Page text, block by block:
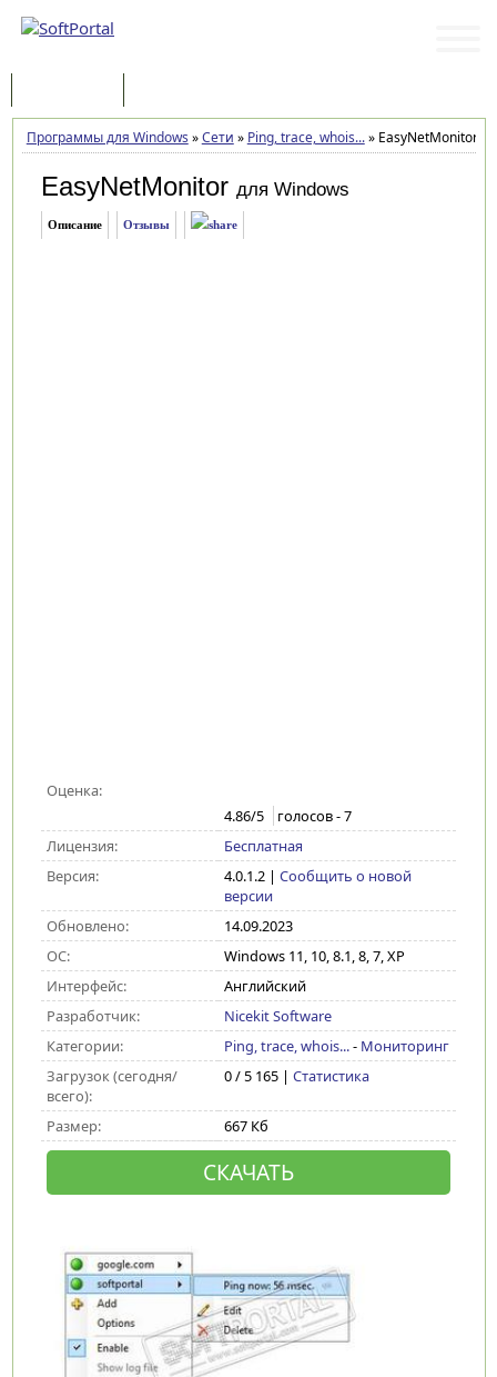
Программы для Windows »Сети » Ping, trace, whois...»EasyNetMonitor
EasyNetMonitor для Windows
Описание Отзывы
Оценка:
4.86/5 голосов -7
Лицензия:
Бесплатная
Версия:
4.0.1.2| Сообщить о новой
версии
Обновлено:
14.09.2023
ОС:
Windows 11, 10, 8.1, 8, 7, XP
Интерфейс:
Английский
Разработчик:
Nicekit Software
Категории:
Ping, trace, whois...- Мониторинг
Загрузок (сегодня/
всего):
0 / 5 165 | Статистика
Размер: 667 Кб
СКАЧАТЬ